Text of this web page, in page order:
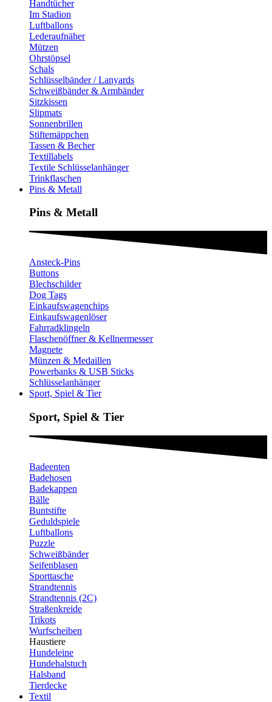
Handtücher
Im Stadion
Luftballons
Lederaufnäher
Mützen
Ohrstöpsel
Schals
Schlüsselbänder / Lanyards
Schweißbänder & Armbänder
Sitzkissen
Slipmats
Sonnenbrillen
Stiftemäppchen
Tassen & Becher
Textillabels
Textile Schlüsselanhänger
Trinkflaschen
Pins & Metall
Pins & Metall​
Ansteck-Pins
Buttons
Blechschilder
Dog Tags
Einkaufswagenchips
Einkaufswagenlöser
Fahrradklingeln
Flaschenöffner & Kellnermesser
Magnete
Münzen & Medaillen
Powerbanks & USB Sticks
Schlüsselanhänger
Sport, Spiel & Tier
Sport, Spiel & Tier
Badeenten
Badehosen
Badekappen
Bälle
Buntstifte
Geduldspiele
Luftballons
Puzzle
Schweißbänder
Seifenblasen
Sporttasche
Strandtennis
Strandtennis (2C)
Straßenkreide
Trikots
Wurfscheiben
Haustiere
Hundeleine
Hundehalstuch
Halsband
Tierdecke
Textil